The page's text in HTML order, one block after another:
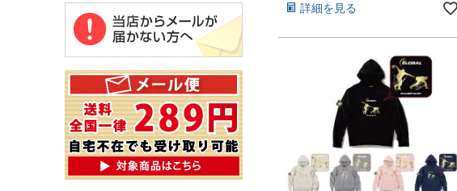
詳細を見る